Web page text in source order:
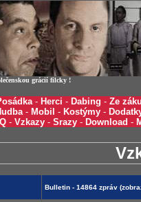
grácií filcky !
- Herci - Dabing - Ze
- Mobil - Kostýmy -
- Vzkazy - Srazy - Download -
Bulletin - 14864 zpráv